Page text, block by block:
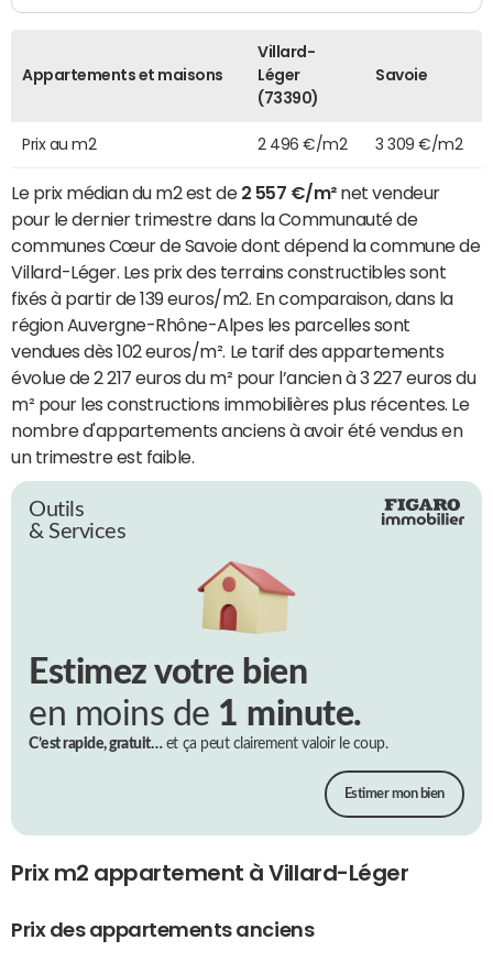
Appartements et maisons
Villard-
Léger
(73390)
Savoie
Prix au m2 2 496 €/m2 3 309 €/m2
Le prix médian du m2 est de 2 557 €/m²net vendeur
pour le dernier trimestre dans la Communauté de
communes Cœur de Savoie dont dépend la commune de
Villard-Léger. Les prix des terrains constructibles sont
fixés à partir de 139 euros/m2. En comparaison, dans la
région Auvergne-Rhône-Alpes les parcelles sont
vendues dès 102 euros/m². Le tarif des appartements
évolue de 2 217 euros du m² pour l’ancien à 3 227 euros du
m² pour les constructions immobilières plus récentes. Le
nombre d'appartements anciens à avoir été vendus en
un trimestre est faible.
Outils
& Services
Estimez votre bien
en moins de 1 minute.
C’est rapide, gratuit…et ça peut clairement valoir le coup.
Estimer mon bien
Prix m2 appartement à Villard-Léger
Prix des appartements anciens